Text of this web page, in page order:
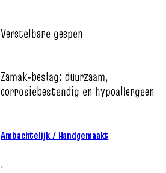
Verstelbare gespen
Zamak‑beslag: duurzaam,
corrosiebestendig en hypoallergeen
Ambachtelijk / Handgemaakt
,